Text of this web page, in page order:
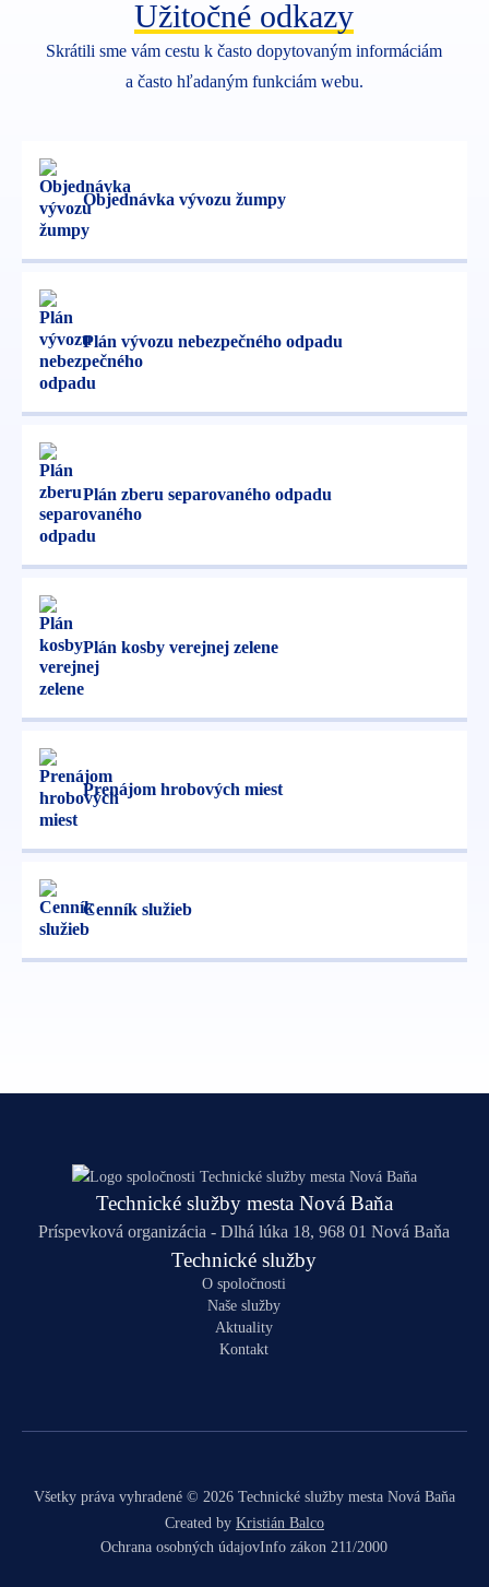
Užitočné odkazy
Skrátili sme vám cestu k často dopytovaným informáciám
a často hľadaným funkciám webu.
Objednávka vývozu žumpy
Plán vývozu nebezpečného odpadu
Plán zberu separovaného odpadu
Plán kosby verejnej zelene
Prenájom hrobových miest
Cenník služieb
Technické služby mesta Nová Baňa
Príspevková organizácia - Dlhá lúka 18, 968 01 Nová Baňa
Technické služby
O spoločnosti
Naše služby
Aktuality
Kontakt
Všetky práva vyhradené © 2026 Technické služby mesta Nová Baňa
Created by Kristián Balco
Ochrana osobných údajovInfo zákon 211/2000